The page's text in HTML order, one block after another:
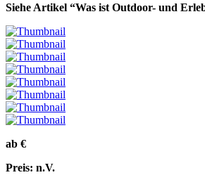
Siehe Artikel “Was ist Outdoor- und
ab €
Preis: n.V.